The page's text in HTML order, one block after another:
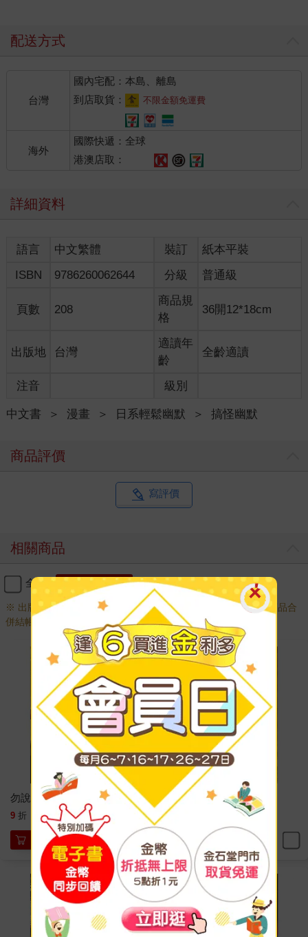
配送方式
台灣
國內宅配：本島、離島
到店取貨：
不限金額免運費
海外
國際快遞：全球
港澳店取：
詳細資料
語言 中文繁體 裝訂
紙本平裝
ISBN
9786260062644 分級 普通級
頁數 208
商品規
格
36開12*18cm
出版地 台灣
適讀年
齡
全齡適讀
注音 級別
中文書 ＞ 漫畫 ＞ 日系輕鬆幽默 ＞ 搞怪幽默
商品評價
寫評價
相關商品
全選 加入購物車
※ 出版日十年以上商品需另下訂，調貨時間較長，無法與一般商品合
併結帳，敬請見諒。
勿說是推理(13)
9 折 特價 108 元
加入購物車
勿說是推理(12)
9 元
加入購物車